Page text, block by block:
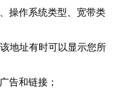
操作系统类型、宽带类
地址有时可以显示您所
告和链接；